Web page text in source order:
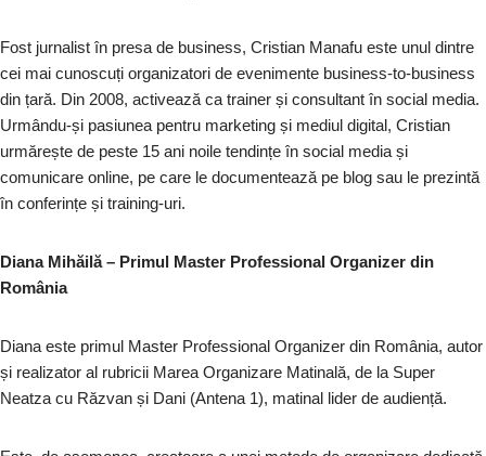
Fost jurnalist în presa de business, Cristian Manafu este unul dintre
cei mai cunoscuți organizatori de evenimente business-to-business
din țară. Din 2008, activează ca trainer și consultant în social media.
Urmându-și pasiunea pentru marketing și mediul digital, Cristian
urmărește de peste 15 ani noile tendințe în social media și
comunicare online, pe care le documentează pe blog sau le prezintă
în conferințe și training-uri.
Diana Mihăilă – Primul Master Professional Organizer din
România
Diana este primul Master Professional Organizer din România, autor
și realizator al rubricii Marea Organizare Matinală, de la Super
Neatza cu Răzvan și Dani (Antena 1), matinal lider de audiență.